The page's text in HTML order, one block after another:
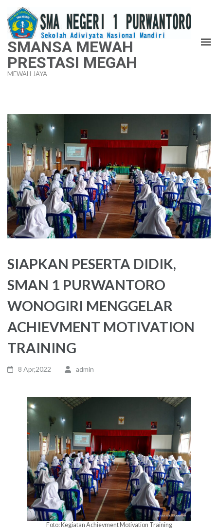
Lompat
ke
konten
(Tekan
Enter)
SMANSA MEWAH
PRESTASI MEGAH
MEWAH JAYA
SIAPKAN PESERTA DIDIK,
SMAN 1 PURWANTORO
WONOGIRI MENGGELAR
ACHIEVMENT MOTIVATION
TRAINING
8 Apr,2022 admin
Foto: Kegiatan Achievment Motivation Training